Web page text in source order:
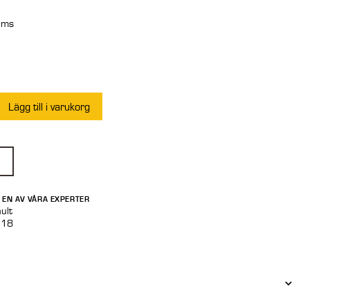
Lägg till i varukorg
AV VÅRA EXPERTER